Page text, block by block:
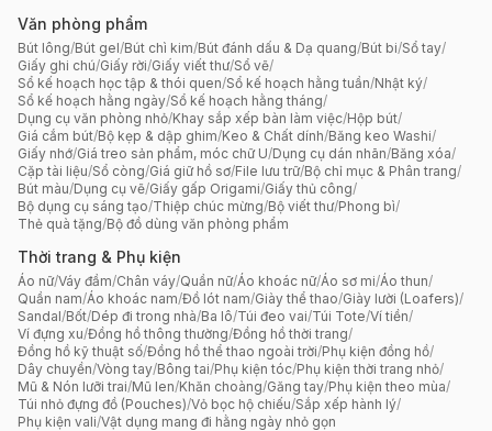
Văn phòng phẩm
Bút lông/Bút gel/Bút chì kim/Bút đánh dấu & Dạ quang/Bút bi/Sổ tay/
Giấy ghi chú/Giấy rời/Giấy viết thư/Sổ vẽ/
Sổ kế hoạch học tập & thói quen/Sổ kế hoạch hằng tuần/Nhật ký/
Sổ kế hoạch hằng ngày/Sổ kế hoạch hằng tháng/
Dụng cụ văn phòng nhỏ/Khay sắp xếp bàn làm việc/Hộp bút/
Giá cắm bút/Bộ kẹp & dập ghim/Keo & Chất dính/Băng keo Washi/
Giấy nhớ/Giá treo sản phẩm, móc chữ U/Dụng cụ dán nhãn/Băng xóa/
Cặp tài liệu/Sổ còng/Giá giữ hồ sơ/File lưu trữ/Bộ chỉ mục & Phân trang/
Bút màu/Dụng cụ vẽ/Giấy gấp Origami/Giấy thủ công/
Bộ dụng cụ sáng tạo/Thiệp chúc mừng/Bộ viết thư/Phong bì/
Thẻ quà tặng/Bộ đồ dùng văn phòng phẩm
Thời trang & Phụ kiện
Áo nữ/Váy đầm/Chân váy/Quần nữ/Áo khoác nữ/Áo sơ mi/Áo thun/
Quần nam/Áo khoác nam/Đồ lót nam/Giày thể thao/Giày lười (Loafers)/
Sandal/Bốt/Dép đi trong nhà/Ba lô/Túi đeo vai/Túi Tote/Ví tiền/
Ví đựng xu/Đồng hồ thông thường/Đồng hồ thời trang/
Đồng hồ kỹ thuật số/Đồng hồ thể thao ngoài trời/Phụ kiện đồng hồ/
Dây chuyền/Vòng tay/Bông tai/Phụ kiện tóc/Phụ kiện thời trang nhỏ/
Mũ & Nón lưỡi trai/Mũ len/Khăn choàng/Găng tay/Phụ kiện theo mùa/
Túi nhỏ đựng đồ (Pouches)/Vỏ bọc hộ chiếu/Sắp xếp hành lý/
Phụ kiện vali/Vật dụng mang đi hằng ngày nhỏ gọn